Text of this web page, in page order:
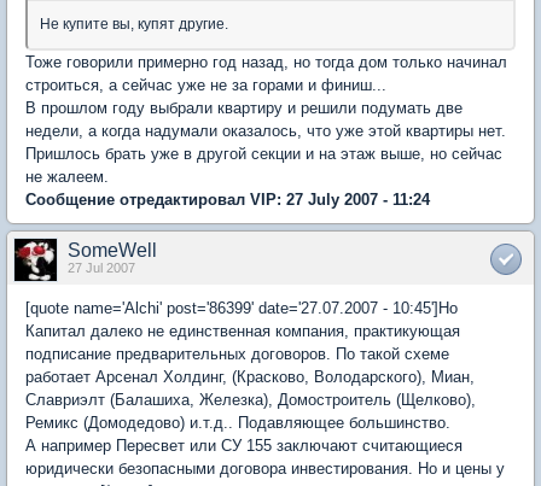
Не купите вы, купят другие.
Тоже говорили примерно год назад, но тогда дом только начинал
строиться, а сейчас уже не за горами и финиш...
В прошлом году выбрали квартиру и решили подумать две
недели, а когда надумали оказалось, что уже этой квартиры нет.
Пришлось брать уже в другой секции и на этаж выше, но сейчас
не жалеем.
Сообщение отредактировал VIP: 27 July 2007 - 11:24
SomeWell
27 Jul 2007
[quote name='Alchi' post='86399' date='27.07.2007 - 10:45']Но
Капитал далеко не единственная компания, практикующая
подписание предварительных договоров. По такой схеме
работает Арсенал Холдинг, (Красково, Володарского), Миан,
Славриэлт (Балашиха, Железка), Домостроитель (Щелково),
Ремикс (Домодедово) и.т.д.. Подавляющее большинство.
А например Пересвет или СУ 155 заключают считающиеся
юридически безопасными договора инвестирования. Но и цены у